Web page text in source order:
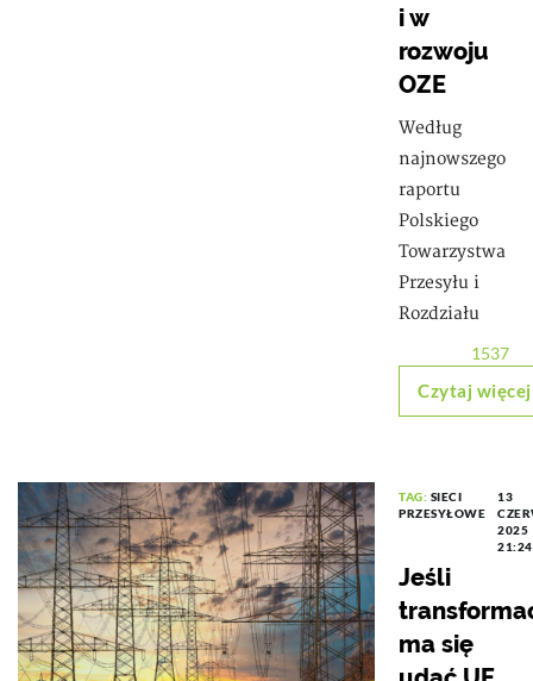
i w
rozwoju
OZE
Według
najnowszego
raportu
Polskiego
Towarzystwa
Przesyłu i
Rozdziału
1537
Czytaj więcej
TAG: SIECI
PRZESYŁOWE
13
2025
Jeśli
ma się